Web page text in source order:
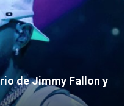
de Jimmy Fallon y